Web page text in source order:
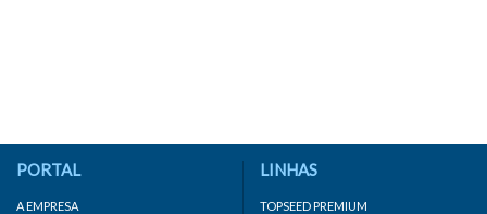
PORTAL
A EMPRESA
LINHAS
TOPSEED PREMIUM